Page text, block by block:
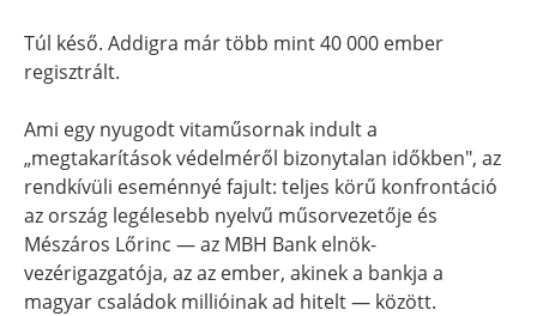
Túl késő. Addigra már több mint 40 000 ember
regisztrált.
Ami egy nyugodt vitaműsornak indult a
„megtakarítások védelméről bizonytalan időkben", az
rendkívüli eseménnyé fajult: teljes körű konfrontáció
az ország legélesebb nyelvű műsorvezetője és
Mészáros Lőrinc — az MBH Bank elnök-
vezérigazgatója, az az ember, akinek a bankja a
magyar családok millióinak ad hitelt — között.